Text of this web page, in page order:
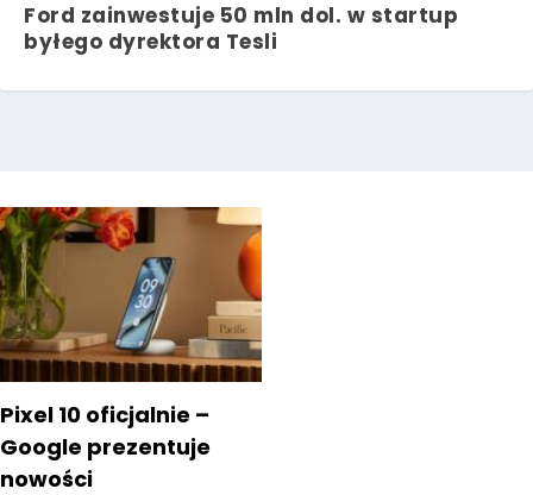
Ford zainwestuje 50 mln dol. w startup
byłego dyrektora Tesli
Pixel 10 oficjalnie –
Google prezentuje
nowości